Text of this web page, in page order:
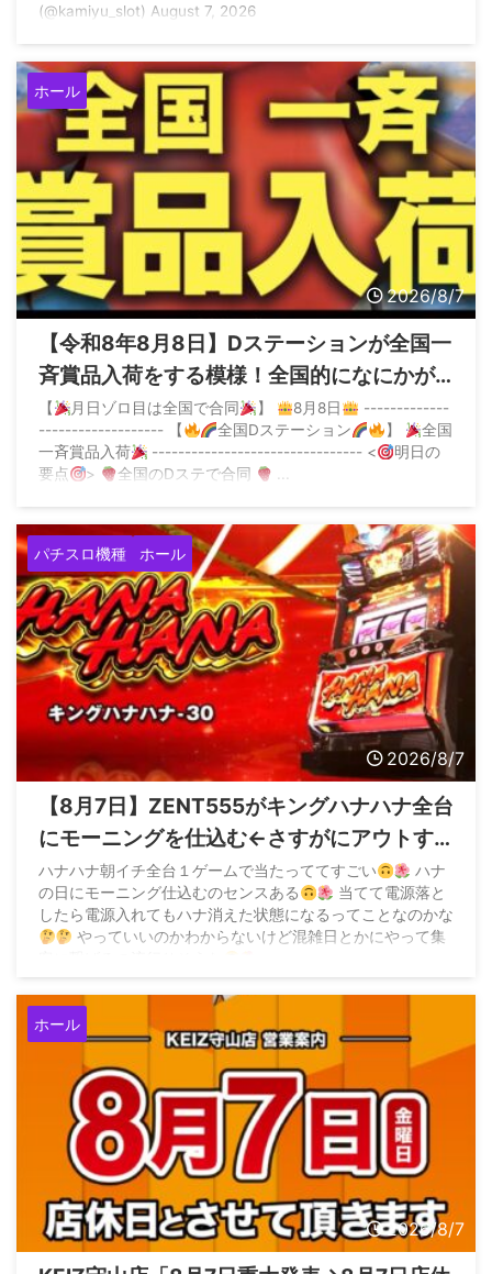
(@kamiyu_slot) August 7, 2026
ホール
2026/8/7
【令和8年8月8日】Dステーションが全国一
斉賞品入荷をする模様！全国的になにかが
起こる？
【 月日ゾロ目は全国で合同 】 8月8日
-------------
------------------- 【
全国Dステーション 】
全国
一斉賞品入荷
-------------------------------- <
明日の
要点
> 全国のDステで合同
パチスロ機種 ホール
2026/8/7
【8月7日】ZENT555がキングハナハナ全台
にモーニングを仕込む←さすがにアウトす
ぎてお咎めなしなら加速すると危惧する声
も
ハナハナ朝イチ全台１ゲームで当たっててすごい
ハナ
の日にモーニング仕込むのセンスある
当てて電源落と
したら電源入れてもハナ消えた状態になるってことなのかな
やっていいのかわからないけど混雑日とかにやって集
(@z3QM2EHwjP94458) August 7, 2026 &n ...
ホール
2026/8/7